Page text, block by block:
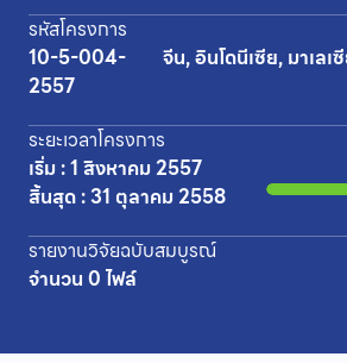
รหัสโครงการ
10-5-004-
2557
จีน, อินโดนีเซีย, มาเลเ
ระยะเวลาโครงการ
เริ่ม : 1 สิงหาคม 2557
สิ้นสุด : 31 ตุลาคม 2558
รายงานวิจัยฉบับสมบูรณ์
จำนวน 0 ไฟล์